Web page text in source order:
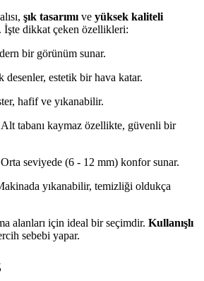
şık tasarımı ve yüksek kaliteli
İşte dikkat çeken özellikleri:
bir görünüm sunar.
desenler, estetik bir hava katar.
hafif ve yıkanabilir.
Alt tabanı kaymaz özellikte, güvenli bir
Orta seviyede (6 - 12 mm) konfor sunar.
yıkanabilir, temizliği oldukça
alanları için ideal bir seçimdir. Kullanışlı
sebebi yapar.